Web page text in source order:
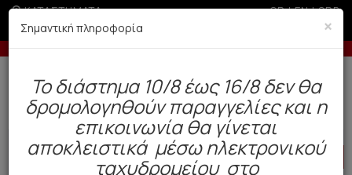
ΚΑΤΑΣΤΗΜΑΤΑ GR|EN|SRB
άνω των 200€ -5% σε παραγγελίες άνω των
Δωρεάν αποστολή άνω των 49€. Παράδοση σε 3-5 εργάσιμες.
BAZAAR Γυναίκα Μαγιό
HOT
×
Σημαντική πληροφορία
To διάστημα 10/8 έως 16/8 δεν θα
δρομολογηθούν παραγγελίες και η
επικοινωνία θα γίνεται
αποκλειστικά μέσω ηλεκτρονικού
ταχυδρομείου στο